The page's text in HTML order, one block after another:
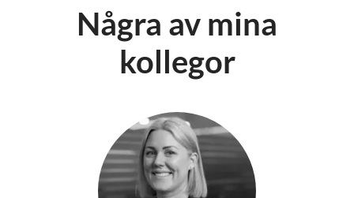
Några av mina
kollegor